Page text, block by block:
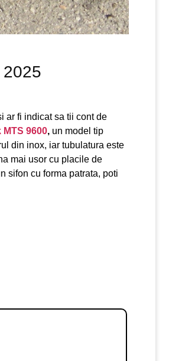
ar fi indicat sa tii cont de
MTS 9600, un model tip
din inox, iar tubulatura este
mai usor cu placile de
sifon cu forma patrata, poti